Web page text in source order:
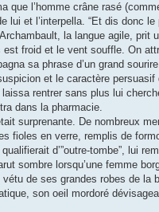
que l’homme crâne rasé
lui et l’interpella. “Et dis donc
la langue agile, prit
est froid et le vent souffle. On
sa phrase d’un grand
et le caractère persuasif
rentrer sans plus lui
dans la pharmacie.
surprenante. De nombreux
fioles en verre, remplis de
d’”outre-tombe”, lui
sombre lorsqu’une femme
de ses grandes robes de la
son oeil mordoré